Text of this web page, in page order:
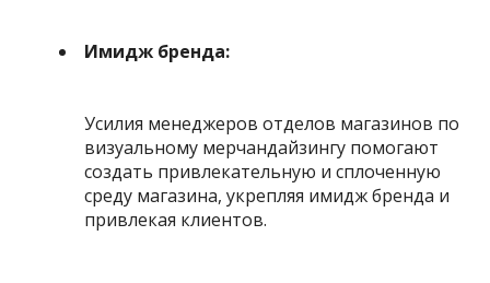
Имидж бренда:
Усилия менеджеров отделов магазинов по
визуальному мерчандайзингу помогают
создать привлекательную и сплоченную
среду магазина, укрепляя имидж бренда и
привлекая клиентов.